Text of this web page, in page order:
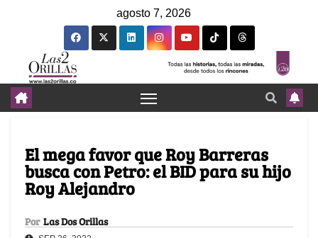
agosto 7, 2026
El mega favor que Roy Barreras
busca con Petro: el BID para su hijo
Roy Alejandro
Por Las Dos Orillas